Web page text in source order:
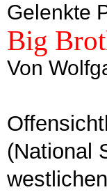
Gelenkte
Big
Von
(National